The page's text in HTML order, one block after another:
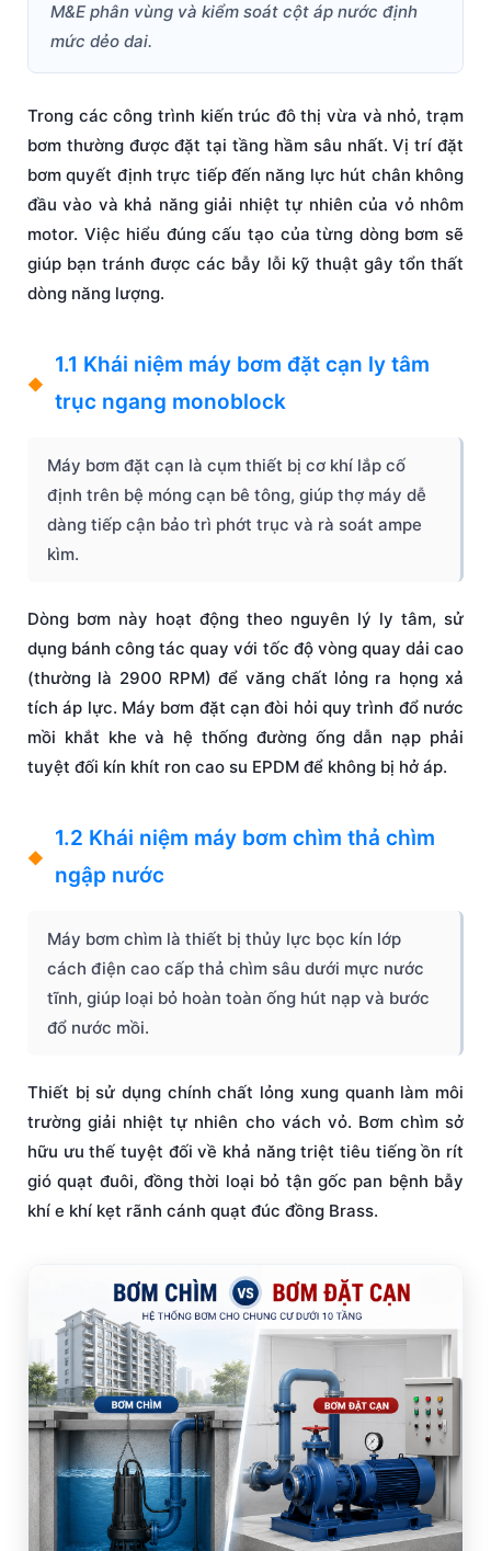
M&E phân vùng và kiểm soát cột áp nước định
mức dẻo dai.
Trong các công trình kiến trúc đô thị vừa và nhỏ, trạm
bơm thường được đặt tại tầng hầm sâu nhất. Vị trí đặt
bơm quyết định trực tiếp đến năng lực hút chân không
đầu vào và khả năng giải nhiệt tự nhiên của vỏ nhôm
motor. Việc hiểu đúng cấu tạo của từng dòng bơm sẽ
giúp bạn tránh được các bẫy lỗi kỹ thuật gây tổn thất
dòng năng lượng.
1.1 Khái niệm máy bơm đặt cạn ly tâm
trục ngang monoblock
Máy bơm đặt cạn là cụm thiết bị cơ khí lắp cố
định trên bệ móng cạn bê tông, giúp thợ máy dễ
dàng tiếp cận bảo trì phớt trục và rà soát ampe
kìm.
Dòng bơm này hoạt động theo nguyên lý ly tâm, sử
dụng bánh công tác quay với tốc độ vòng quay dải cao
(thường là 2900 RPM) để văng chất lỏng ra họng xả
tích áp lực. Máy bơm đặt cạn đòi hỏi quy trình đổ nước
mồi khắt khe và hệ thống đường ống dẫn nạp phải
tuyệt đối kín khít ron cao su EPDM để không bị hở áp.
1.2 Khái niệm máy bơm chìm thả chìm
ngập nước
Máy bơm chìm là thiết bị thủy lực bọc kín lớp
cách điện cao cấp thả chìm sâu dưới mực nước
tĩnh, giúp loại bỏ hoàn toàn ống hút nạp và bước
đổ nước mồi.
Thiết bị sử dụng chính chất lỏng xung quanh làm môi
trường giải nhiệt tự nhiên cho vách vỏ. Bơm chìm sở
hữu ưu thế tuyệt đối về khả năng triệt tiêu tiếng ồn rít
gió quạt đuôi, đồng thời loại bỏ tận gốc pan bệnh bẫy
khí e khí kẹt rãnh cánh quạt đúc đồng Brass.